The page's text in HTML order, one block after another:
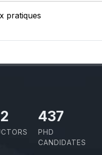
pratiques
437
PHD
CANDIDATES